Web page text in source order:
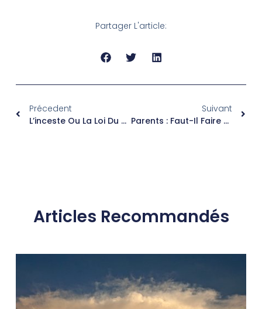
Partager L'article:
Précedent
L’inceste Ou La Loi Du Silence
Suivant
Parents : Faut-Il Faire POUR Ou AVEC Ses Enfants ?
Articles Recommandés